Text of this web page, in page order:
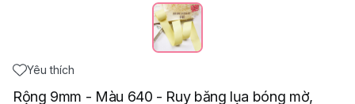
Yêu thích
Rộng 9mm - Màu 640 - Ruy băng lụa bóng mờ,